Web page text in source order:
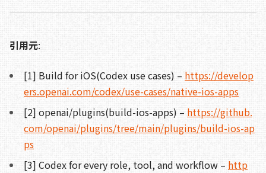
引用元:
[1] Build for iOS(Codex use cases) – https://develop
ers.openai.com/codex/use-cases/native-ios-apps
[2] openai/plugins(build-ios-apps) – https://github.
com/openai/plugins/tree/main/plugins/build-ios-ap
ps
[3] Codex for every role, tool, and workflow – http